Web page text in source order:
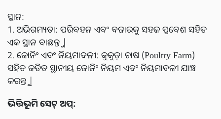
ସ୍ଥାନ:
1. ଅଭିଗମ୍ୟତା: ପରିବହନ ଏବଂ ବଜାରକୁ ସହଜ ପ୍ରବେଶ ସହିତ
ଏକ ସ୍ଥାନ ବାଛନ୍ତୁ |
2. ଜୋନିଂ ଏବଂ ନିୟମାବଳୀ: କୁକୁଡ଼ା ଚାଷ (Poultry Farm)
ସହିତ ଜଡିତ ସ୍ଥାନୀୟ ଜୋନିଂ ନିୟମ ଏବଂ ନିୟମାବଳୀ ଯାଞ୍ଚ
କରନ୍ତୁ |
ଭିତ୍ତିଭୂମି ସେଟ୍ ଅପ୍: